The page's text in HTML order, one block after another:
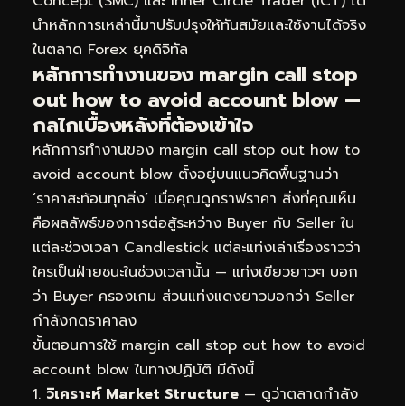
นำหลักการเหล่านี้มาปรับปรุงให้ทันสมัยและใช้งานได้จริง
ในตลาด Forex ยุคดิจิทัล
หลักการทำงานของ margin call stop
out how to avoid account blow —
กลไกเบื้องหลังที่ต้องเข้าใจ
หลักการทำงานของ margin call stop out how to
avoid account blow ตั้งอยู่บนแนวคิดพื้นฐานว่า
‘ราคาสะท้อนทุกสิ่ง’ เมื่อคุณดูกราฟราคา สิ่งที่คุณเห็น
คือผลลัพธ์ของการต่อสู้ระหว่าง Buyer กับ Seller ใน
แต่ละช่วงเวลา Candlestick แต่ละแท่งเล่าเรื่องราวว่า
ใครเป็นฝ่ายชนะในช่วงเวลานั้น — แท่งเขียวยาวๆ บอก
ว่า Buyer ครองเกม ส่วนแท่งแดงยาวบอกว่า Seller
กำลังกดราคาลง
ขั้นตอนการใช้ margin call stop out how to avoid
account blow ในทางปฏิบัติ มีดังนี้
วิเคราะห์ Market Structure — ดูว่าตลาดกำลัง